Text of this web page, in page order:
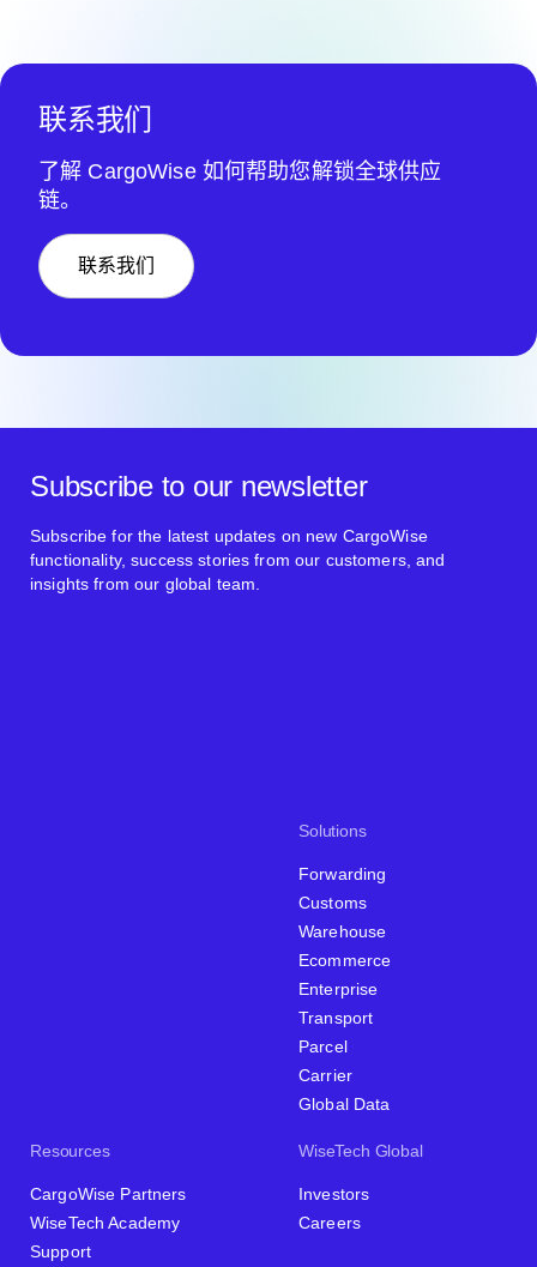
联系我们
了解 CargoWise 如何帮助您解锁全球供应
链。
联系我们
Solutions
Forwarding
Customs
Warehouse
Ecommerce
Enterprise
Transport
Parcel
Carrier
Global Data
Resources
CargoWise Partners
WiseTech Academy
Support
WiseTech Global
Investors
Careers
Subscribe to our newsletter
Subscribe for the latest updates on new CargoWise
functionality, success stories from our customers, and
insights from our global team.